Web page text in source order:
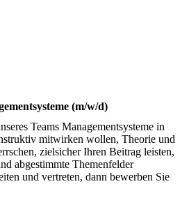
(m/w/d)
Teams Managementsysteme in
mitwirken wollen, Theorie und
zielsicher Ihren Beitrag leisten,
abgestimmte Themenfelder
und vertreten, dann bewerben Sie